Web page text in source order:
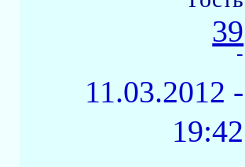
39
-
11.03.2012 -
19:42